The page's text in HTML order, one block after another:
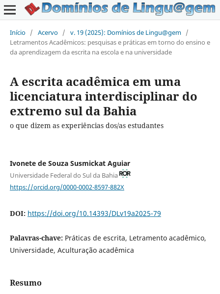
Início / Acervo / v. 19 (2025): Domínios de Lingu@gem /
Letramentos Acadêmicos: pesquisas e práticas em torno do ensino e
da aprendizagem da escrita na escola e na universidade
A escrita acadêmica em uma
licenciatura interdisciplinar do
extremo sul da Bahia
o que dizem as experiências dos/as estudantes
Ivonete de Souza Susmickat Aguiar
Universidade Federal do Sul da Bahia
https://orcid.org/0000-0002-8597-882X
DOI: https://doi.org/10.14393/DLv19a2025-79
Palavras-chave: Práticas de escrita, Letramento acadêmico,
Universidade, Aculturação acadêmica
Resumo